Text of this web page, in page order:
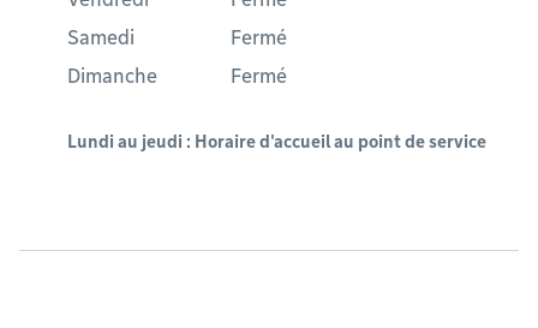
Samedi
Fermé
Dimanche
Fermé
Lundi au jeudi : Horaire d'accueil au point de service